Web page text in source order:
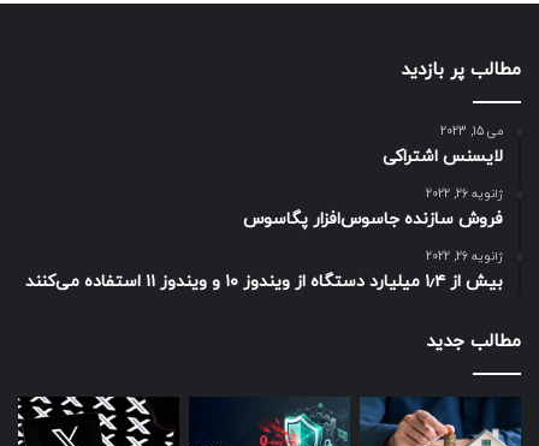
مطالب پر بازدید
می 15, 2023
لایسنس اشتراکی
ژانویه 26, 2022
فروش سازنده جاسوس‌افزار پگاسوس
ژانویه 26, 2022
بیش از ۱٫۴ میلیارد دستگاه از ویندوز ۱۰ و ویندوز ۱۱ استفاده می‌کنند
مطالب جدید